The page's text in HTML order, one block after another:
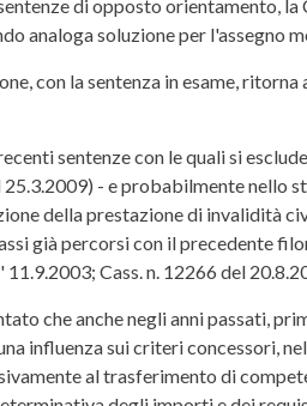
di opposto orientamento,
analoga soluzione per l'assegno
con la sentenza in esame,
sentenze con le quali si
25.3.2009) - e probabilmente nello
della prestazione di invalidità
già percorsi con il precedente
Cass. n. 12266 del
che anche negli anni passati,
influenza sui criteri concessori,
al trasferimento di